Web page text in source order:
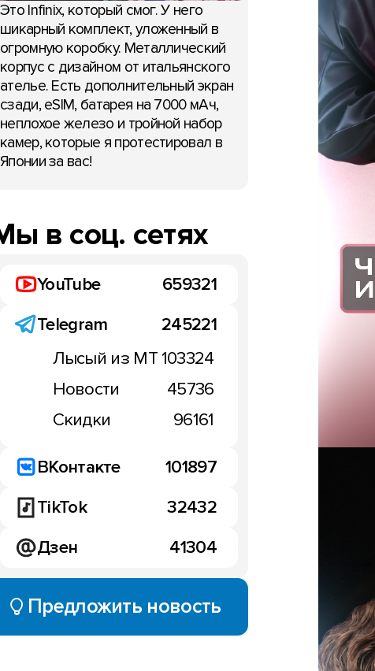
Это Infinix, который смог. У него
шикарный комплект, уложенный в
огромную коробку. Металлический
корпус с дизайном от итальянского
ателье. Есть дополнительный экран
сзади, eSIM, батарея на 7000 мАч,
неплохое железо и тройной набор
камер, которые я протестировал в
Японии за вас!
в соц. сетях
YouTube
659321
Telegram
245221
Лысый из МТ103324
Новости
45736
Скидки
96161
ВКонтакте
101897
TikTok
32432
Дзен
41304
Предложить новость